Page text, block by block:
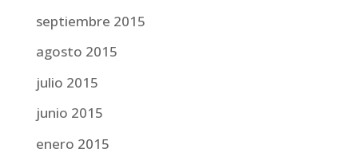
septiembre 2015
agosto 2015
julio 2015
junio 2015
enero 2015